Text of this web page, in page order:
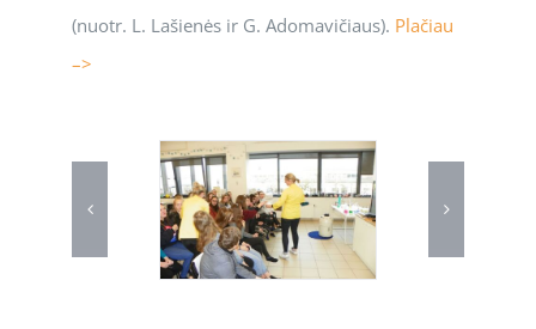
(nuotr. L. Lašienės ir G. Adomavičiaus). Plačiau
–>